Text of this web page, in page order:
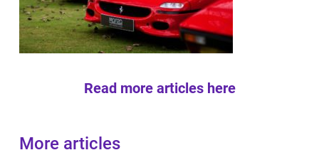
Read more articles here
More articles